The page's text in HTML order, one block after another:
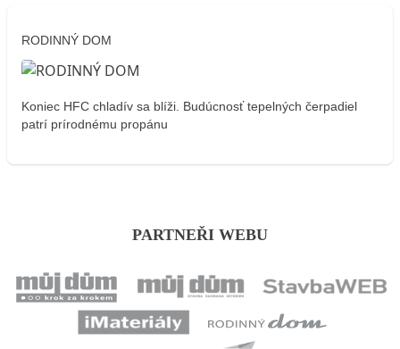
RODINNÝ DOM
Koniec HFC chladív sa blíži. Budúcnosť tepelných čerpadiel
patrí prírodnému propánu
PARTNEŘI WEBU